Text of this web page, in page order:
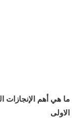
ما هي أهم الإنجازات
الاولى